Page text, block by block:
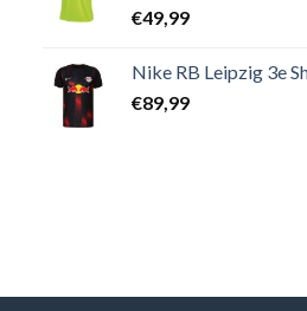
€49,99
Nike RB Leipzig 3e
€89,99